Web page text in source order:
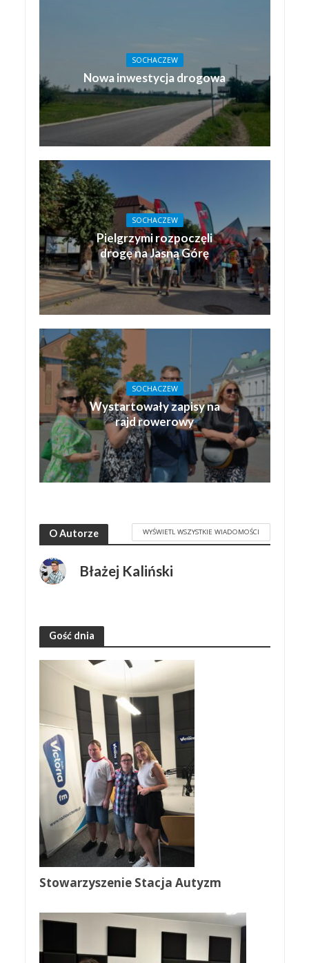
SOCHACZEW
Nowa inwestycja drogowa
SOCHACZEW
Pielgrzymi rozpoczęli
drogę na Jasną Górę
SOCHACZEW
Wystartowały zapisy na
rajd rowerowy
O Autorze WYŚWIETL WSZYSTKIE WIADOMOŚCI
Błażej Kaliński
Gość dnia
Stowarzyszenie Stacja Autyzm